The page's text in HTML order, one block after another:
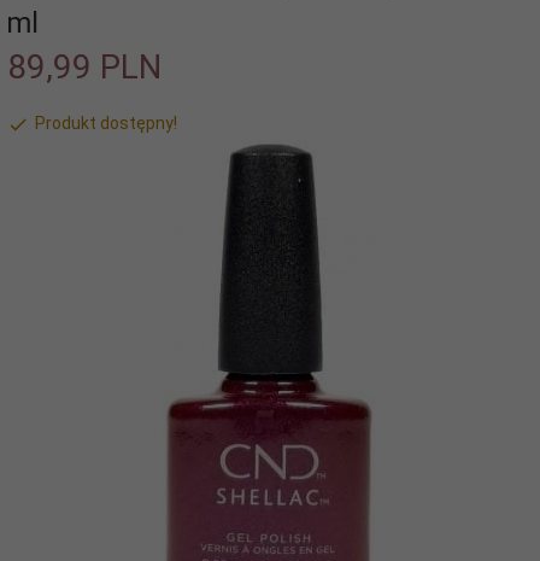
ml
89,99 PLN
Produkt dostępny!